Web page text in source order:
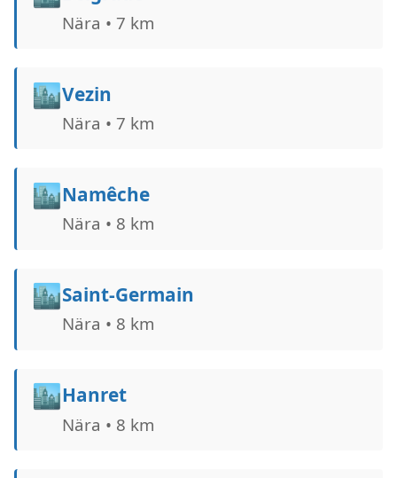
Nära • 7 km
🏙️Vezin
Nära • 7 km
🏙️Namêche
Nära • 8 km
🏙️Saint-Germain
Nära • 8 km
🏙️Hanret
Nära • 8 km